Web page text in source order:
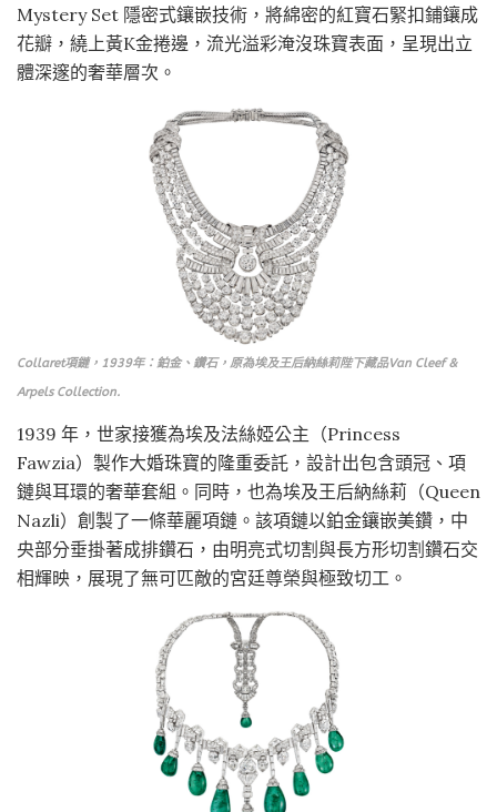
Mystery Set 隱密式鑲嵌技術，將綿密的紅寶石緊扣鋪鑲成
花瓣，繞上黃K金捲邊，流光溢彩淹沒珠寶表面，呈現出立
體深邃的奢華層次。
Collaret項鏈，1939年：鉑金、鑽石，原為埃及王后納絲莉陛下藏品Van Cleef &
Arpels Collection.
1939 年，世家接獲為埃及法絲婭公主（Princess
Fawzia）製作大婚珠寶的隆重委託，設計出包含頭冠、項
鏈與耳環的奢華套組。同時，也為埃及王后納絲莉（Queen
Nazli）創製了一條華麗項鏈。該項鏈以鉑金鑲嵌美鑽，中
央部分垂掛著成排鑽石，由明亮式切割與長方形切割鑽石交
相輝映，展現了無可匹敵的宮廷尊榮與極致切工。